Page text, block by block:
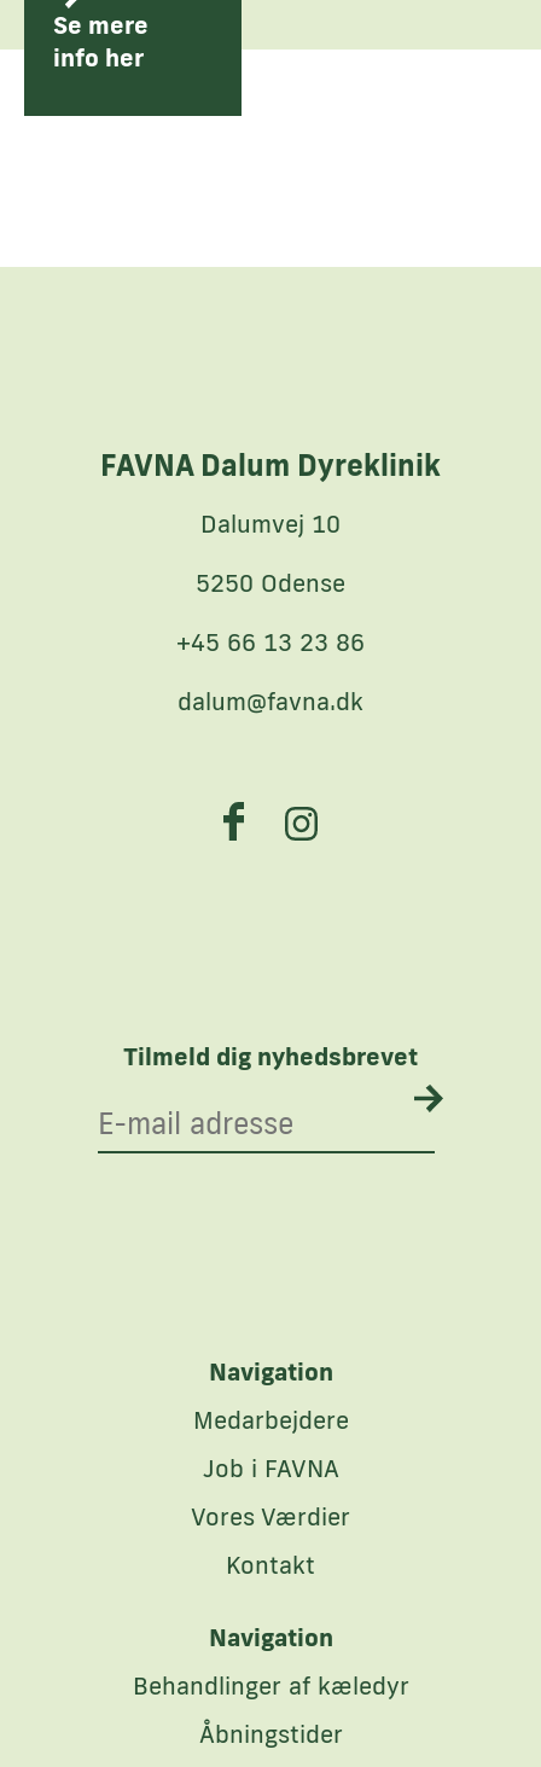
Se mere
info her
FAVNA Dalum Dyreklinik
Dalumvej 10
5250 Odense
+45 66 13 23 86
dalum@favna.dk
Tilmeld dig nyhedsbrevet
Navigation
Medarbejdere
Job i FAVNA
Vores Værdier
Kontakt
Navigation
Behandlinger af kæledyr
Åbningstider